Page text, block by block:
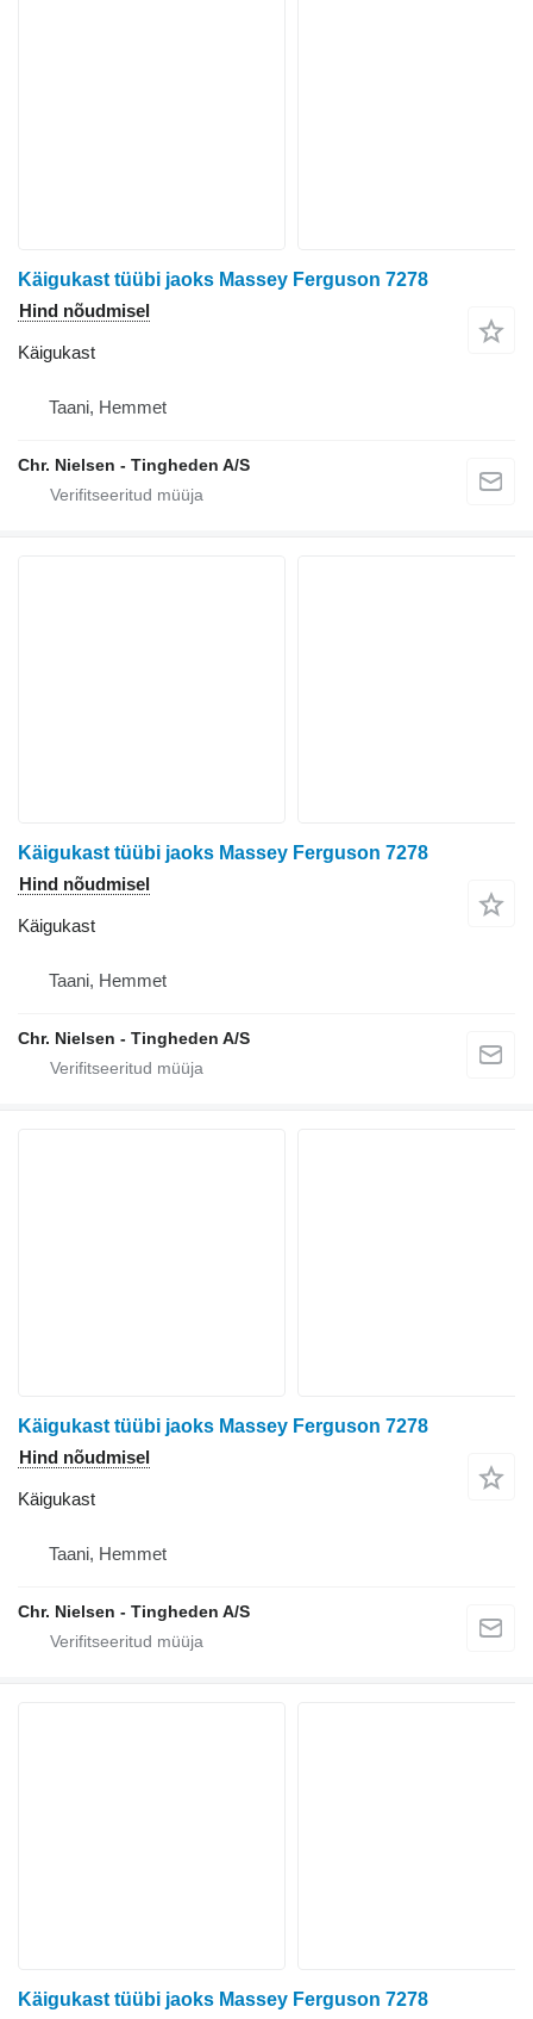
Käigukast tüübi jaoks Massey Ferguson 7278
Hind nõudmisel
Käigukast
Taani, Hemmet
Chr. Nielsen - Tingheden A/S
Käigukast tüübi jaoks Massey Ferguson 7278
Hind nõudmisel
Käigukast
Taani, Hemmet
Chr. Nielsen - Tingheden A/S
Käigukast tüübi jaoks Massey Ferguson 7278
Hind nõudmisel
Käigukast
Taani, Hemmet
Chr. Nielsen - Tingheden A/S
Käigukast tüübi jaoks Massey Ferguson 7278